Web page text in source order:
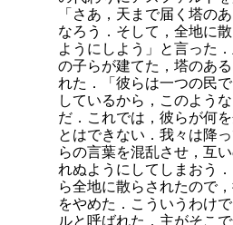
「さあ，天まで届く塔の
なろう．そして，全地に
ようにしよう」と言った
の子らが建てた，塔のあ
れた．「彼らは一つの民
しているから，このよう
だ．これでは，彼らが何
とはできない．我々は降
らの言葉を混乱させ，互
れぬようにしてしまおう
ら全地に散らされたので
をやめた．こういうわけ
ルと呼ばれた．主がそこ